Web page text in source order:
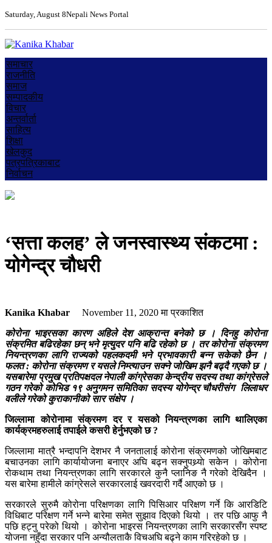
Saturday, August 8Nepali News Portal
समाचार
राजनीति
समाज
सम्पादकीय
विचार
अन्तर्वार्ता
साहित्य
शिक्षा
खेलकुद
पत्रपत्रिकाबाट
निर्वाचन
‘सत्ता कलह’ ले जनस्वास्थ्य संकटमा :
योगेन्द्र चौधरी
Kanika Khabar November 11, 2020मा प्रकाशित
कोरोना भाइरसका कारण अहिले देश आक्रान्त बनेको छ । दिनहु कोरोना
संक्रमित बढिरहेका छन् भने मृत्युदर पनि बढि रहेको छ । तर कोरोना संक्रमण
नियन्त्रणका लागि राज्यको पहलकदमी भने प्रभावकारी बन्न सकेको छैन ।
फलत : कोरोना संक्रमण र यसले निम्त्याउन सक्ने जोखिम झनै बढ्दै गएको छ ।
यसबारेमा प्रमुख प्रतिपक्षदल नेपाली कांग्रेसका केन्द्रीय सदस्य तथा कांग्रेसले
गठन गरेको कोभिड १९ अनुगमन समितिका सदस्य योगेन्द्र चौधरीसंग लिलाधर
वलीले गरेको कुराकानीको सार संक्षेप ।
जिल्लामा कोरोनामा संक्रमण दर र यसको नियन्त्रणका लागि थालिएका
कार्यक्रमहरुलाई तपाईले कसरी हेर्नुभएको छ ?
जिल्लामा मात्रै भन्दापनि देशभर नै जनतालाई कोरोना संक्रमणको जोखिमबाट
बचाउनका लागि कार्यायोजना बनाएर अघि बढ्न सक्नुपथ्र्याे सकेन । कोरोना
रोकथाम तथा नियन्त्रणका लागि सरकारले कुनै प्लानिङ नै गरेको देखिदैन ।
यस बारेमा हामीले कांग्रेसले सरकारलाई खवरदारी गर्दै आएको छ ।
सरकारले सुरुमै कोरोना परिक्षणका लागि पिसिआर परिक्षण गर्ने कि आरडिटि
विधिबाट परिक्षण गर्ने भन्ने बारेमा समेत सुझाव दिएको थियो । तर पछि आफु नै
पछि हट्नु परेको थियो । कोरोना भाइरस नियन्त्रणका लागि सरकारसँग स्पष्ट
योजना नहुँदा सरकार पनि अन्यौलताकै विचअघि बढ्ने काम गरिरहेको छ ।